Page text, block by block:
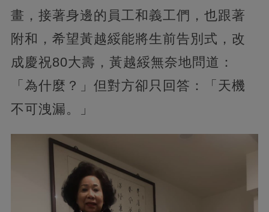
畫，接著身邊的員工和義工們，也跟著
附和，希望黃越綏能將生前告別式，改
成慶祝80大壽，黃越綏無奈地問道：
「為什麼？」但對方卻只回答：「天機
不可洩漏。」